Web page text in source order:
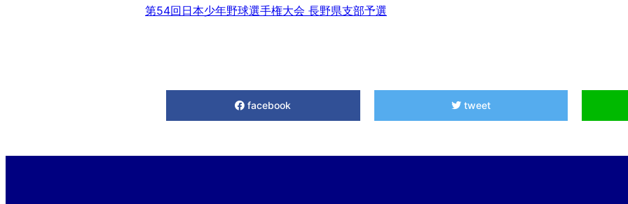
第54回日本少年野球選手権大会 長野県支部予選
facebook tweet